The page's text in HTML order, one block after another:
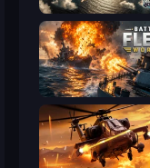
Battle Fleet World